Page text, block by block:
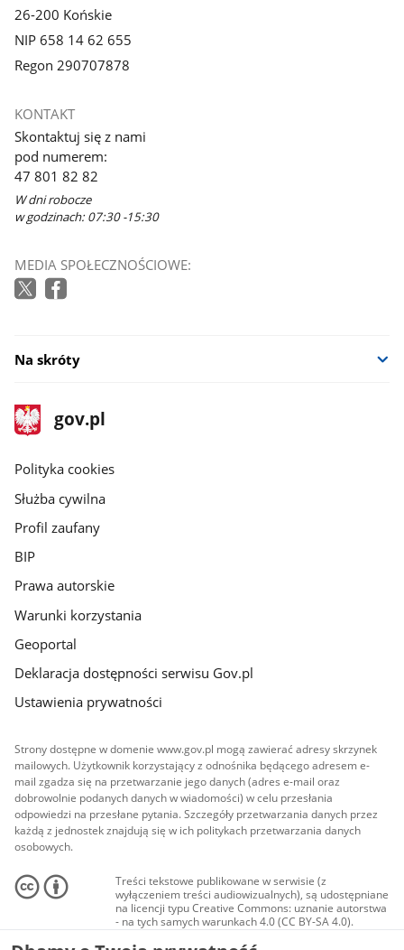
26-200 Końskie
NIP 658 14 62 655
Regon 290707878
KONTAKT
Skontaktuj się z nami
pod numerem:
47 801 82 82
W dni robocze
w godzinach: 07:30 -15:30
MEDIA SPOŁECZNOŚCIOWE:
Na skróty
stopka
gov.pl
Strona
gov.pl
gov.pl
Polityka cookies
Służba cywilna
Profil zaufany
BIP
Prawa autorskie
Warunki korzystania
Geoportal
Deklaracja dostępności serwisu Gov.pl
Ustawienia prywatności
Strony dostępne w domenie www.gov.pl mogą zawierać adresy skrzynek
mailowych. Użytkownik korzystający z odnośnika będącego adresem e-
mail zgadza się na przetwarzanie jego danych (adres e-mail oraz
dobrowolnie podanych danych w wiadomości) w celu przesłania
odpowiedzi na przesłane pytania. Szczegóły przetwarzania danych przez
każdą z jednostek znajdują się w ich politykach przetwarzania danych
osobowych.
Treści tekstowe publikowane w serwisie (z
wyłączeniem treści audiowizualnych), są udostępniane
na licencji typu Creative Commons: uznanie autorstwa
- na tych samych warunkach 4.0 (CC BY-SA 4.0).
Materiały audiowizualne, w tym zdjęcia, materiały